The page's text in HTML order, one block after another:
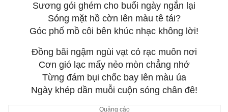
Sương gói ghém cho buổi ngày ngắn lại
Sóng mặt hồ cờn lên màu tê tái?
Góc phố mồ côi bên khúc nhạc không lời!
Đồng bãi ngậm ngùi vạt cỏ rạc muôn nơi
Cơn gió lạc mấy nẻo mòn chẳng nhớ
Từng đám bụi chốc bay lên màu úa
Ngày khép dần muỗi cuộn sóng chân đê!